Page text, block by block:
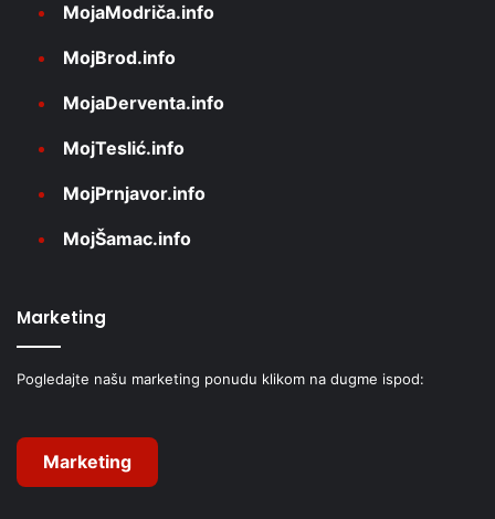
MojaModriča.info
MojBrod.info
MojaDerventa.info
MojTeslić.info
MojPrnjavor.info
MojŠamac.info
Marketing
Pogledajte našu marketing ponudu klikom na dugme ispod:
Marketing